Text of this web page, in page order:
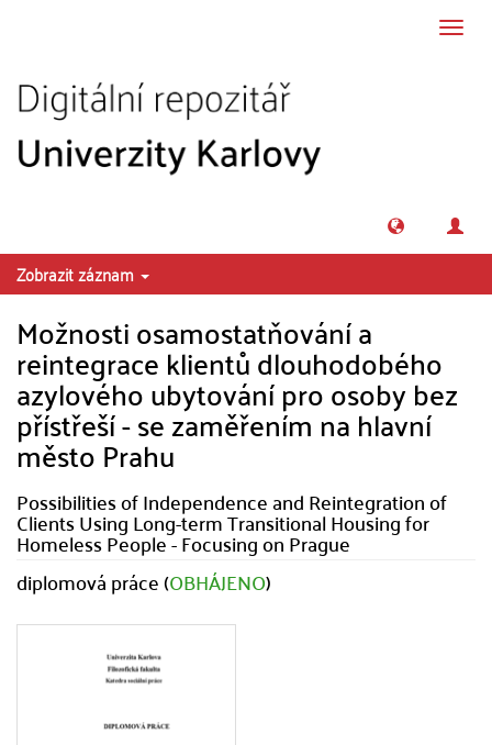
Zobrazit záznam
Možnosti osamostatňování a
reintegrace klientů dlouhodobého
azylového ubytování pro osoby bez
přístřeší - se zaměřením na hlavní
město Prahu
Possibilities of Independence and Reintegration of
Clients Using Long-term Transitional Housing for
Homeless People - Focusing on Prague
diplomová práce (OBHÁJENO)